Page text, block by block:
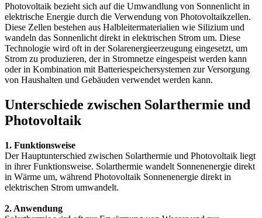
Photovoltaik bezieht sich auf die Umwandlung von Sonnenlicht in
elektrische Energie durch die Verwendung von Photovoltaikzellen.
Diese Zellen bestehen aus Halbleitermaterialien wie Silizium und
wandeln das Sonnenlicht direkt in elektrischen Strom um. Diese
Technologie wird oft in der Solarenergieerzeugung eingesetzt, um
Strom zu produzieren, der in Stromnetze eingespeist werden kann
oder in Kombination mit Batteriespeichersystemen zur Versorgung
von Haushalten und Gebäuden verwendet werden kann.
Unterschiede zwischen Solarthermie und
Photovoltaik
1. Funktionsweise
Der Hauptunterschied zwischen Solarthermie und Photovoltaik liegt
in ihrer Funktionsweise. Solarthermie wandelt Sonnenenergie direkt
in Wärme um, während Photovoltaik Sonnenenergie direkt in
elektrischen Strom umwandelt.
2. Anwendung